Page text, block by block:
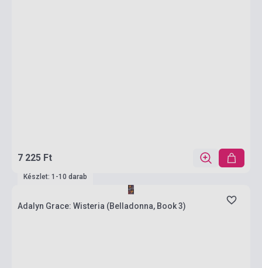
7 225 Ft
Készlet: 1-10 darab
Adalyn Grace: Wisteria (Belladonna, Book 3)